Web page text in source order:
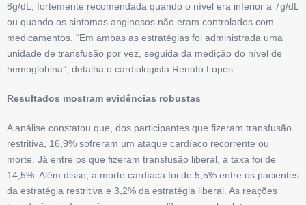
8g/dL; fortemente recomendada quando o nível era inferior a 7g/dL
ou quando os sintomas anginosos não eram controlados com
medicamentos. “Em ambas as estratégias foi administrada uma
unidade de transfusão por vez, seguida da medição do nível de
hemoglobina”, detalha o cardiologista Renato Lopes.
Resultados mostram evidências robustas
A análise constatou que, dos participantes que fizeram transfusão
restritiva, 16,9% sofreram um ataque cardíaco recorrente ou
morte. Já entre os que fizeram transfusão liberal, a taxa foi de
14,5%. Além disso, a morte cardíaca foi de 5,5% entre os pacientes
da estratégia restritiva e 3,2% da estratégia liberal. As reações